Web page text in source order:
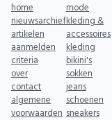
home
nieuwsarchief
artikelen
aanmelden
criteria
over
contact
algemene
voorwaarden
mode
kleding &
accessoires
kleding
bikini's
sokken
jeans
schoenen
sneakers